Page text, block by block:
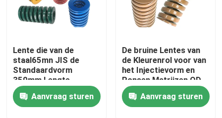
Huis
Lente die van de
staal65mn JIS de
Standaardvorm
350mm Lengte
schilderen
Aanvraag sturen
De bruine Lentes van
de Kleurenrol voor van
het Injectievorm en
Ponsen Matrijzen OD
30mm Lading 360KG
Aanvraag sturen